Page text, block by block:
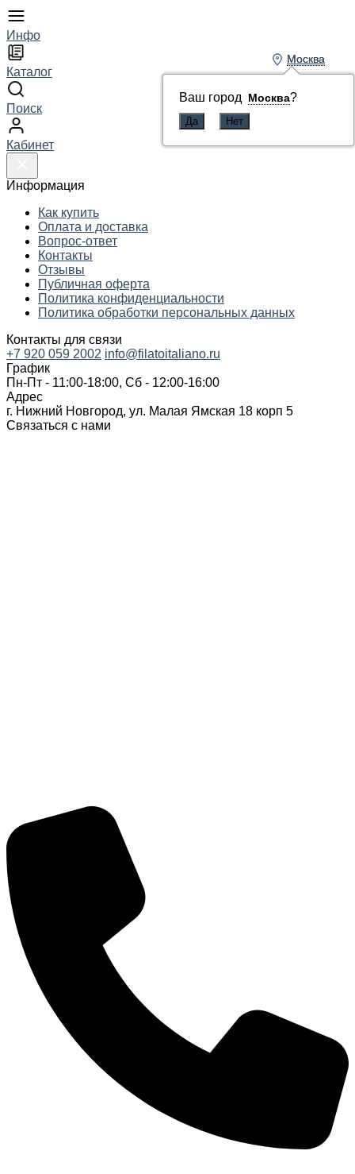
Инфо
Каталог
Поиск
Кабинет
Информация
Как купить
Оплата и доставка
Вопрос-ответ
Контакты
Отзывы
Публичная оферта
Политика конфиденциальности
Политика обработки персональных данных
Контакты для связи
Москва
Ваш город Москва?
+7 920 059 2002 info@filatoitaliano.ru
График
Пн-Пт - 11:00-18:00, Сб - 12:00-16:00
Адрес
г. Нижний Новгород, ул. Малая Ямская 18 корп 5
Связаться с нами
Москва
Ваш город Москва?